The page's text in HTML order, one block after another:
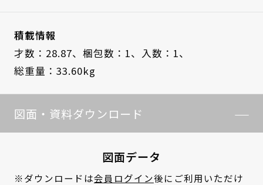
積載情報
才数：28.87、 梱包数：1、 入数：1、
総重量：33.60kg
図面・資料ダウンロード
図面データ
※ダウンロードは会員ログイン後にご利用いただけ